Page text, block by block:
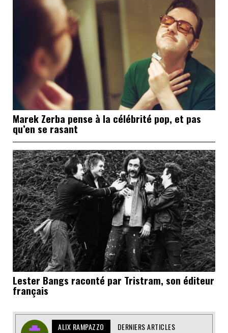
Marek Zerba pense à la célébrité pop, et pas
qu’en se rasant
Lester Bangs raconté par Tristram, son éditeur
français
ALIX RAMPAZZO DERNIERS ARTICLES